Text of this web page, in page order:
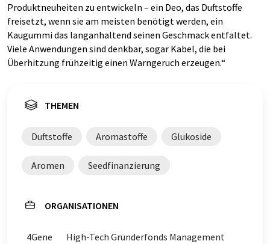
Produktneuheiten zu entwickeln – ein Deo, das Duftstoffe
freisetzt, wenn sie am meisten benötigt werden, ein
Kaugummi das langanhaltend seinen Geschmack entfaltet.
Viele Anwendungen sind denkbar, sogar Kabel, die bei
Überhitzung frühzeitig einen Warngeruch erzeugen.“
THEMEN
Duftstoffe Aromastoffe Glukoside
Aromen Seedfinanzierung
ORGANISATIONEN
4Gene High-Tech Gründerfonds Management